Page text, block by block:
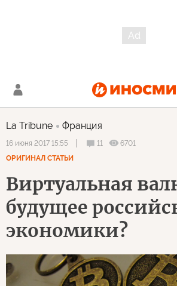
La Tribune Франция
16 июня 2017 15:55 11
6701
ОРИГИНАЛ СТАТЬИ
Виртуальная
будущее
экономики?